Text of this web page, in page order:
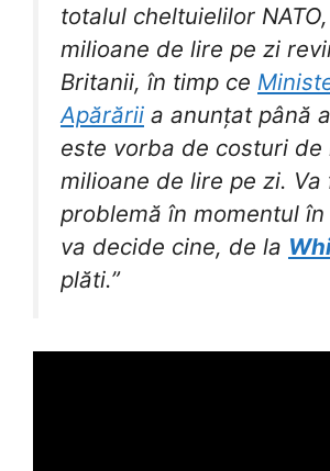
totalul cheltuielilor
milioane de lire pe zi
Britanii, în timp ce
Apărării a anunțat până
este vorba de costuri de
milioane de lire pe zi. Va
problemă în momentul
va decide cine, de la
plăti.”